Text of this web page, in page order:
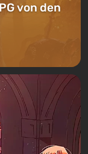
von den